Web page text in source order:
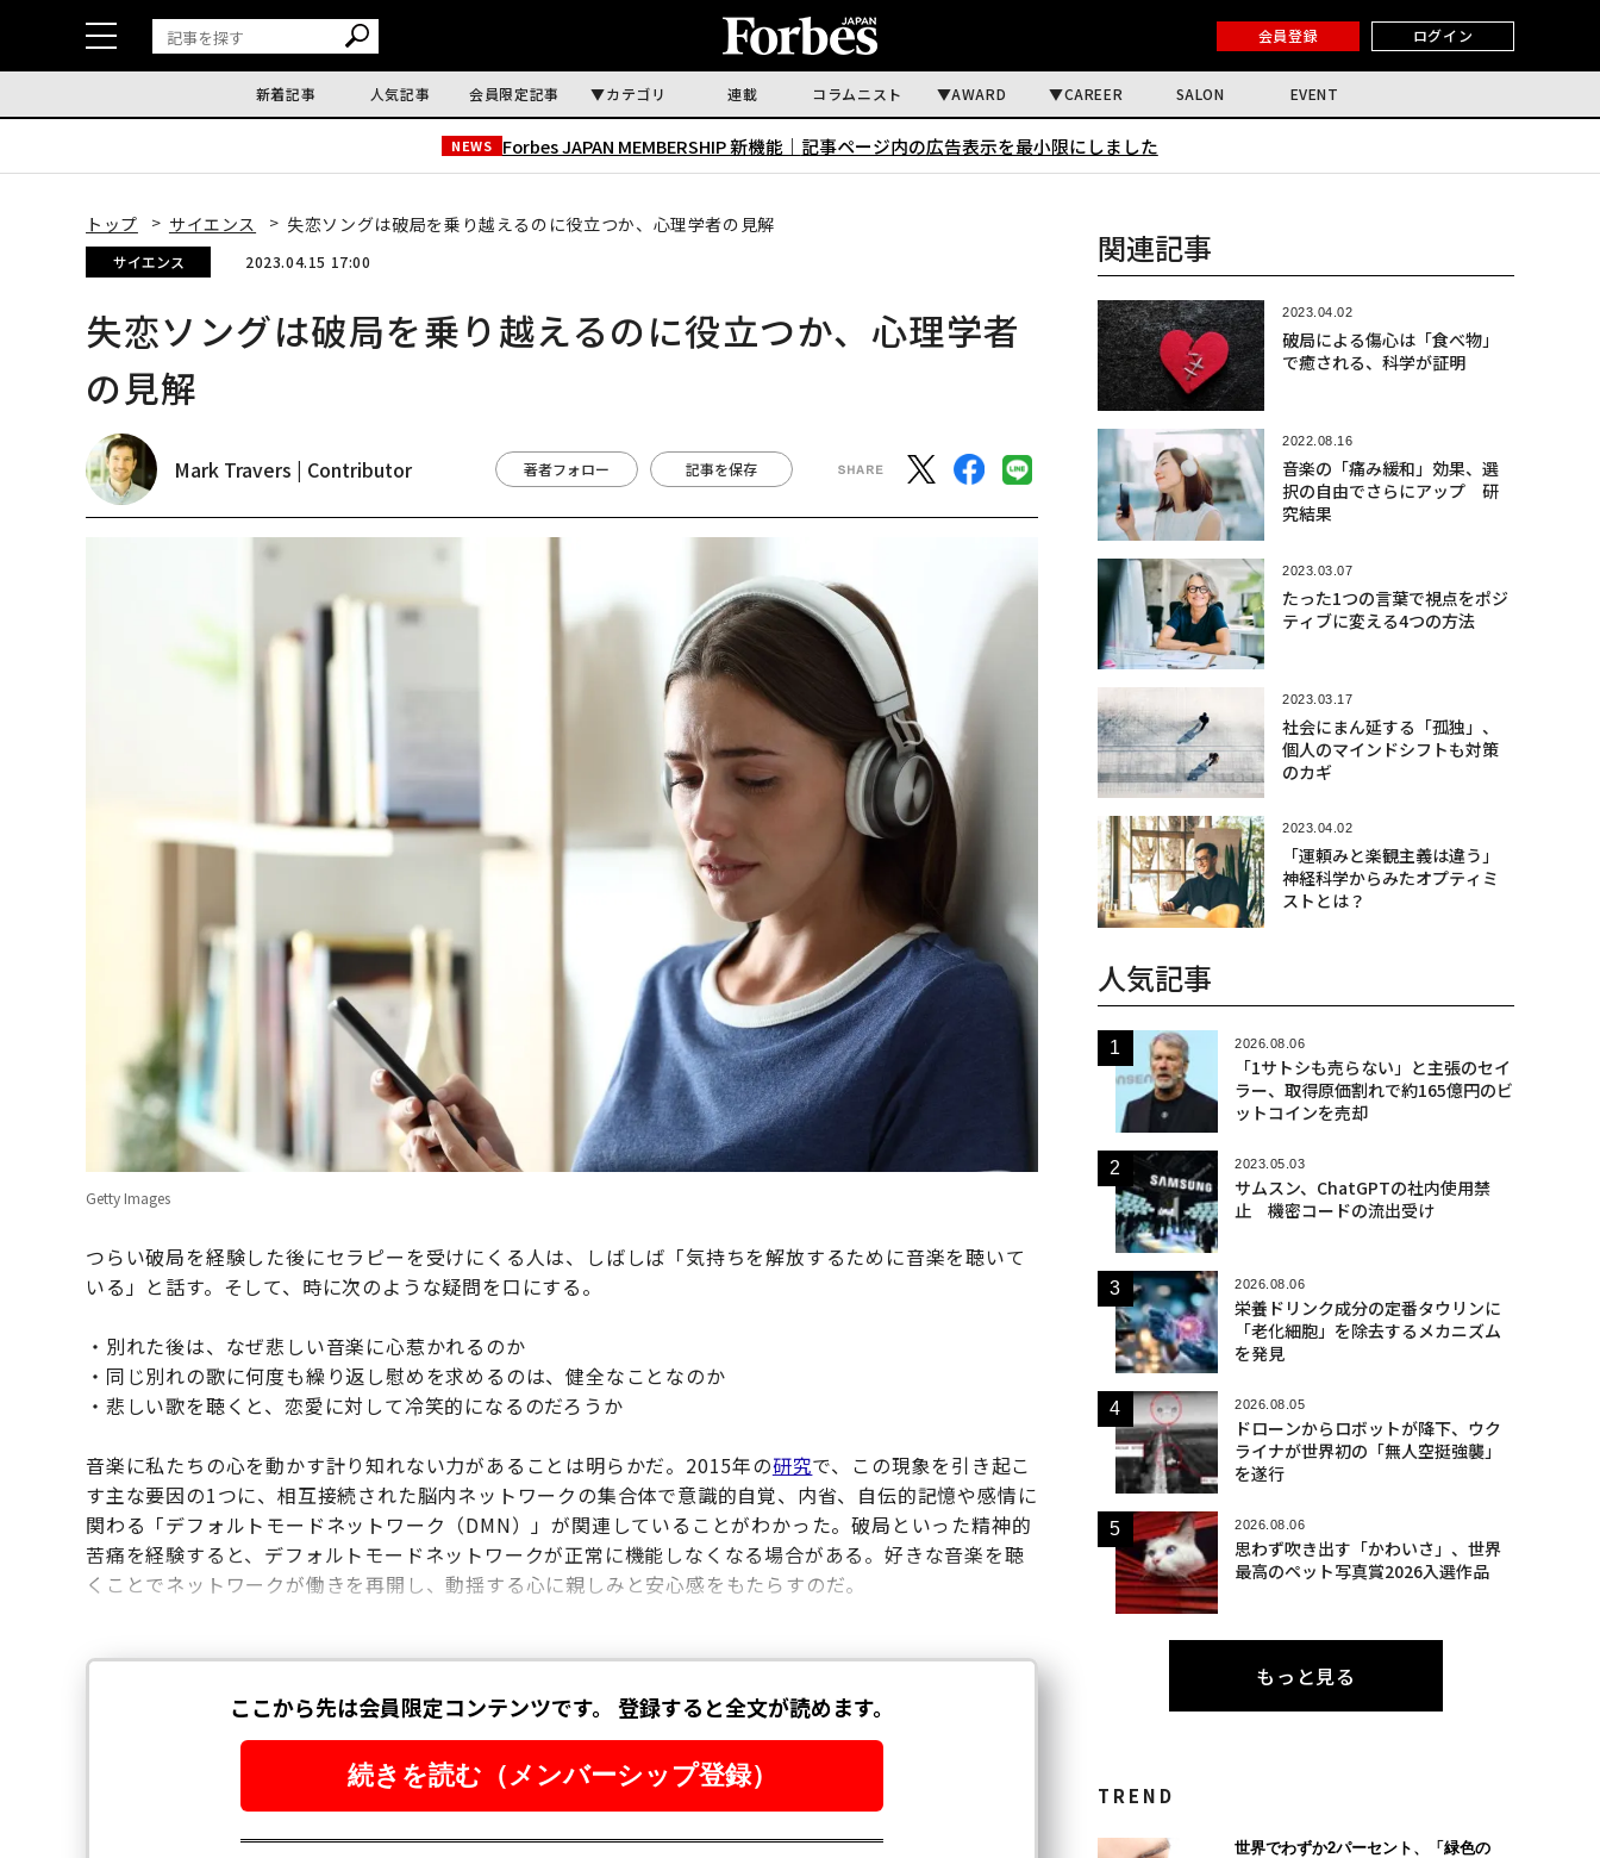
会員登録 ログイン
新着記事 人気記事 会員限定記事 カテゴリ 連載 コラムニスト AWARD CAREER SALON EVENT
NEWS Forbes JAPAN MEMBERSHIP 新機能｜ 記事ページ内の広告表示を最小限にしました
トップ サイエンス 失恋ソングは破局を乗り越えるのに役立つか、心理学者の見解
サイエンス 2023.04.15 17:00
失恋ソングは破局を乗り越えるのに役立つか、心理学者
の見解
Mark Travers | Contributor 著者フォロー 記事を保存
Getty Images
つらい破局を経験した後にセラピーを受けにくる人は、しばしば「気持ちを解放するために音楽を聴いて
いる」と話す。そして、時に次のような疑問を口にする。
・別れた後は、なぜ悲しい音楽に心惹かれるのか
・同じ別れの歌に何度も繰り返し慰めを求めるのは、健全なことなのか
・悲しい歌を聴くと、恋愛に対して冷笑的になるのだろうか
音楽に私たちの心を動かす計り知れない力があることは明らかだ。2015年の研究で、この現象を引き起こ
す主な要因の1つに、相互接続された脳内ネットワークの集合体で意識的自覚、内省、自伝的記憶や感情に
関わる「デフォルトモードネットワーク（DMN）」が関連していることがわかった。破局といった精神的
苦痛を経験すると、デフォルトモードネットワークが正常に機能しなくなる場合がある。好きな音楽を聴
くことでネットワークが働きを再開し、動揺する心に親しみと安心感をもたらすのだ。
関連記事
2023.04.02
破局による傷心は「食べ物」
で癒される、科学が証明
2022.08.16
音楽の「痛み緩和」効果、選
択の自由でさらにアップ 研
究結果
2023.03.07
たった1つの言葉で視点をポジ
ティブに変える4つの方法
2023.03.17
社会にまん延する「孤独」、
個人のマインドシフトも対策
のカギ
2023.04.02
「運頼みと楽観主義は違う」
神経科学からみたオプティミ
ストとは？
人気記事
2026.08.06
「1サトシも売らない」と主張のセイ
ラー、取得原価割れで約165億円のビ
ットコインを売却
2023.05.03
サムスン、ChatGPTの社内使用禁
止 機密コードの流出受け
2026.08.06
栄養ドリンク成分の定番タウリンに
「老化細胞」を除去するメカニズム
を発見
2026.08.05
ドローンからロボットが降下、ウク
ライナが世界初の「無人空挺強襲」
を遂行
2026.08.06
思わず吹き出す「かわいさ」、世界
最高のペット写真賞2026入選作品
もっと見る
TREND
世界でわずか2パーセント、「緑色の